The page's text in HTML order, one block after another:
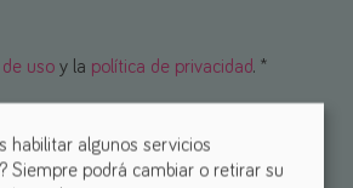
uso y la política de privacidad. *
habilitar algunos servicios
? Siempre podrá cambiar o retirar su